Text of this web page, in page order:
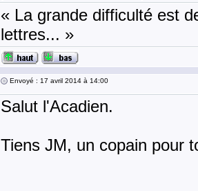
« La grande difficulté est
lettres... »
Envoyé : 17 avril 2014 à 14:00
Salut l'Acadien.
Tiens JM, un copain pour